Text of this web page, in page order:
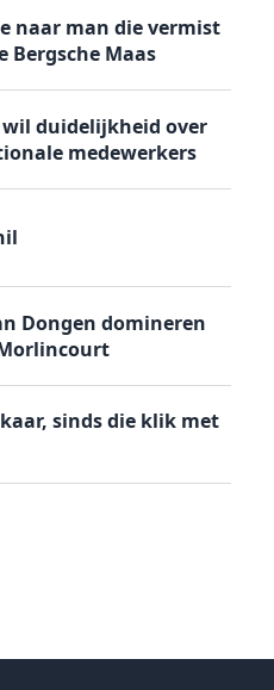
naar man die vermist
Bergsche Maas
duidelijkheid over
medewerkers
Dongen domineren
sinds die klik met